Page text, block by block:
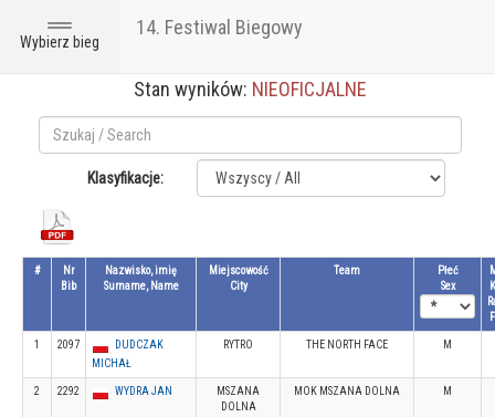
Toggle
navigation
Wybierz bieg
14. Festiwal Biegowy
Stan wyników: NIEOFICJALNE
Klasyfikacje:
#
Nr
Bib
Nazwisko, imię
Surname, Name
Miejscowość
City
Team
Płeć
Sex
1 2097
DUDCZAK
MICHAŁ
RYTRO THE NORTH FACE M
2 2292 WYDRA JAN
MSZANA
DOLNA
MOK MSZANA DOLNA M